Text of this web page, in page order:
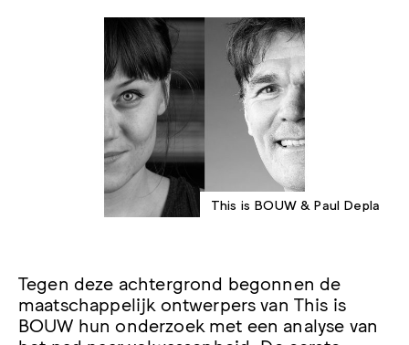
This is BOUW & Paul Depla
Tegen deze achtergrond begonnen de
maatschappelijk ontwerpers van This is
BOUW hun onderzoek met een analyse van